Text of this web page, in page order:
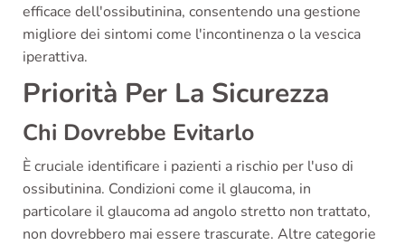
efficace dell'ossibutinina, consentendo una gestione
migliore dei sintomi come l'incontinenza o la vescica
iperattiva.
Priorità Per La Sicurezza
Chi Dovrebbe Evitarlo
È cruciale identificare i pazienti a rischio per l'uso di
ossibutinina. Condizioni come il glaucoma, in
particolare il glaucoma ad angolo stretto non trattato,
non dovrebbero mai essere trascurate. Altre categorie